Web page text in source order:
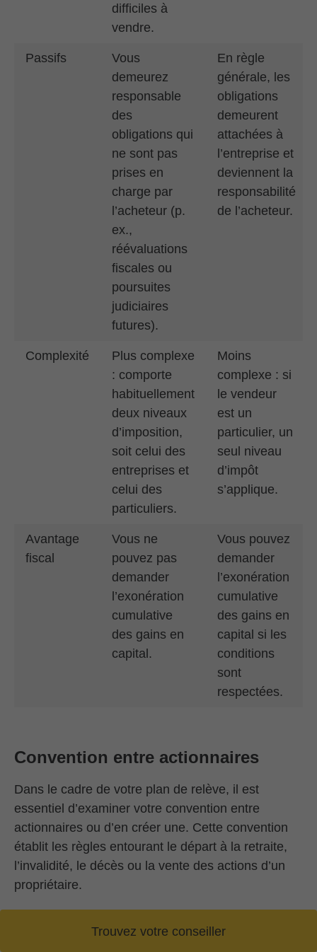
difficiles à
vendre.
Passifs
Vous
demeurez
responsable
des
obligations qui
ne sont pas
prises en
charge par
l’acheteur (p.
ex.,
réévaluations
fiscales ou
poursuites
judiciaires
futures).
En règle
générale, les
obligations
demeurent
attachées à
l’entreprise et
deviennent la
responsabilité
de l’acheteur.
Complexité
Plus complexe
: comporte
habituellement
deux niveaux
d’imposition,
soit celui des
entreprises et
celui des
particuliers.
Moins
complexe : si
le vendeur
est un
particulier, un
seul niveau
d’impôt
s’applique.
Avantage
fiscal
Vous ne
pouvez pas
demander
l’exonération
cumulative
des gains en
capital.
Vous pouvez
demander
l’exonération
cumulative
des gains en
capital si les
conditions
sont
respectées.
Convention entre actionnaires
Dans le cadre de votre plan de relève, il est
essentiel d’examiner votre convention entre
actionnaires ou d’en créer une. Cette convention
établit les règles entourant le départ à la retraite,
l’invalidité, le décès ou la vente des actions d’un
propriétaire.
survenir, ce qui entraîne des retards et un stress
Trouvez votre conseiller